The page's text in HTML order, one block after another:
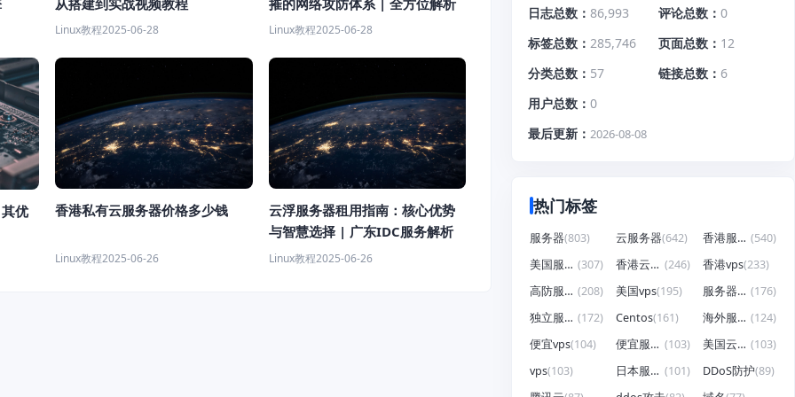
从搭建到实战视频教程
Linux教程2025-06-28
摧的网络攻防体系 | 全方位解析
Linux教程2025-06-28
优 香港私有云服务器价格多少钱
Linux教程2025-06-26
云浮服务器租用指南：核心优势
与智慧选择 | 广东IDC服务解析
Linux教程2025-06-26
日志总数 86,993 评论总数
0
标签总数
285,746 页面总数
12
分类总数
57 链接总数
6
用户总数
0
最后更新
2026-08-08
热门标签
服务器(803) 云服务器(642) 香港服务器 (540)
美国服务器 (307) 香港云服务器 (246) 香港vps(233)
高防服务器 (208) 美国vps(195) 服务器租用 (176)
独立服务器 (172) Centos(161) 海外服务器 (124)
便宜vps(104) 便宜服务器 (103) 美国云服务器 (103)
vps(103) 日本服务器 (101) DDoS防护(89)